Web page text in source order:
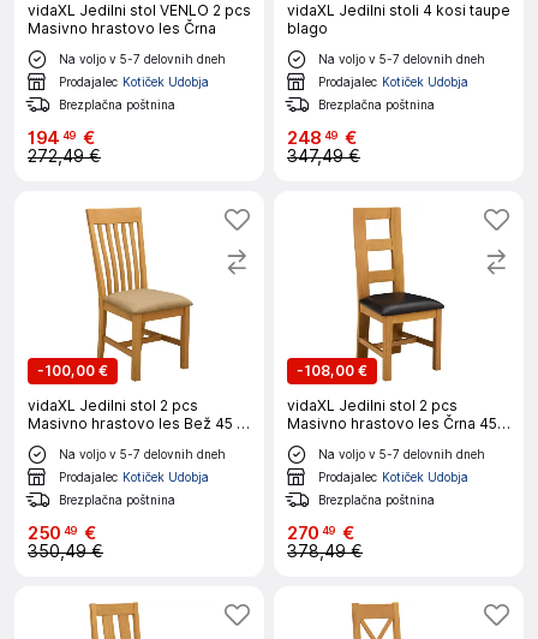
vidaXL Jedilni stol VENLO 2 pcs
Masivno hrastovo les Črna
Na voljo v 5-7 delovnih dneh
Prodajalec Kotiček Udobja
Brezplačna poštnina
194 49 €
272,49 €
vidaXL Jedilni stoli 4 kosi taupe
blago
Na voljo v 5-7 delovnih dneh
Prodajalec Kotiček Udobja
Brezplačna poštnina
248 49 €
347,49 €
-100,00 €
vidaXL Jedilni stol 2 pcs
Masivno hrastovo les Bež 45 x
59,5 x 100 cm
Na voljo v 5-7 delovnih dneh
Prodajalec Kotiček Udobja
Brezplačna poštnina
250 49 €
350,49 €
-108,00 €
vidaXL Jedilni stol 2 pcs
Masivno hrastovo les Črna 45 x
51 x 105 cm
Na voljo v 5-7 delovnih dneh
Prodajalec Kotiček Udobja
Brezplačna poštnina
270 49 €
378,49 €